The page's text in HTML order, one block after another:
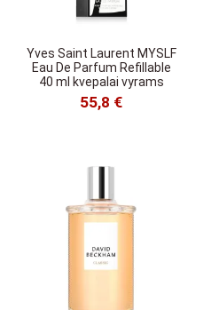
Yves Saint Laurent MYSLF
Eau De Parfum Refillable
40 ml kvepalai vyrams
55,8 €